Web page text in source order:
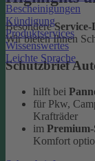
Bescheinigungen
Kündigung
Produktservices
Wissenswertes
Leichte Sprache
BesondereService-
Wir bieten Ihnen
Schutzbrief
hilft bei
für Pkw,
Krafträder
im
Komfort